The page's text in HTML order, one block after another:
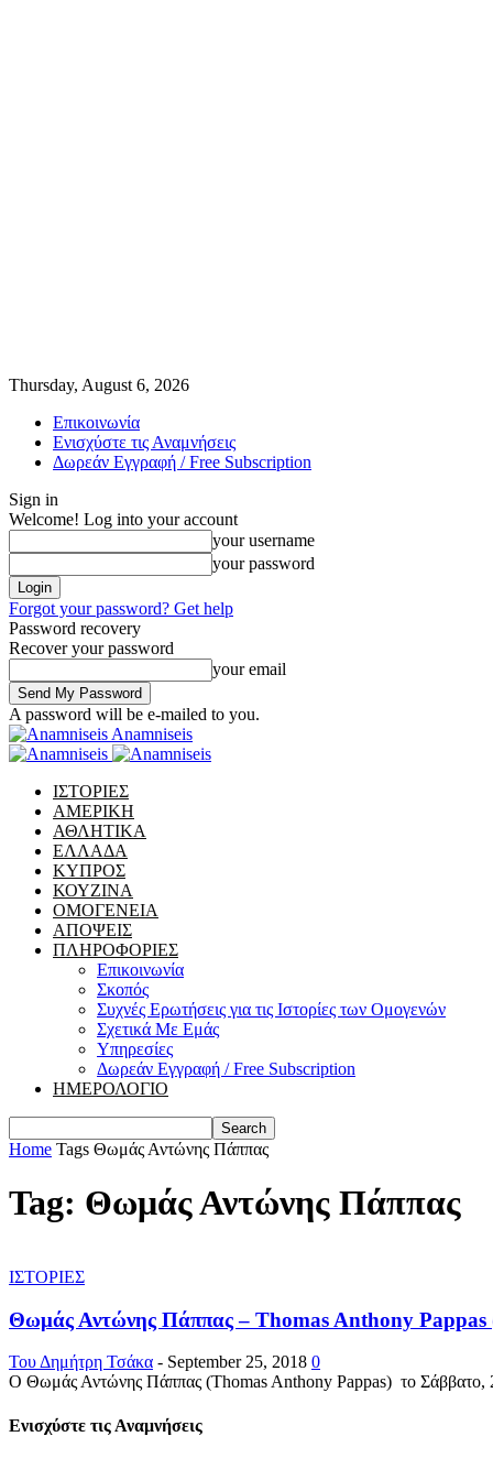
Thursday, August 6, 2026
Επικοινωνία
Ενισχύστε τις Αναμνήσεις
Δωρεάν Εγγραφή / Free Subscription
Sign in
Welcome! Log into your account
your username
your password
Forgot your password? Get help
Password recovery
Recover your password
your email
A password will be e-mailed to you.
Anamniseis
ΙΣΤΟΡΙΕΣ
ΑΜΕΡΙΚΗ
ΑΘΛΗΤΙΚΑ
ΕΛΛΑΔΑ
ΚΥΠΡΟΣ
ΚΟΥΖΙΝΑ
ΟΜΟΓΕΝΕΙΑ
ΑΠΟΨΕΙΣ
ΠΛΗΡΟΦΟΡΙΕΣ
Επικοινωνία
Σκοπός
Συχνές Ερωτήσεις για τις Ιστορίες των Ομογενών
Σχετικά Με Εμάς
Υπηρεσίες
Δωρεάν Εγγραφή / Free Subscription
ΗΜΕΡΟΛΟΓΙΟ
Home Tags Θωμάς Αντώνης Πάππας
Tag: Θωμάς Αντώνης Πάππας
ΙΣΤΟΡΙΕΣ
Θωμάς Αντώνης Πάππας – Thomas Anthony Pappas
Του Δημήτρη Τσάκα - September 25, 2018 0
Ο Θωμάς Αντώνης Πάππας (Thomas Anthony Pappas) το Σάββατο,
Ενισχύστε τις Αναμνήσεις